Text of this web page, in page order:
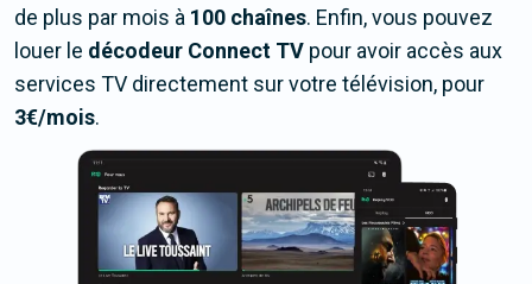
de plus par mois à 100 chaînes. Enfin, vous pouvez
louer le décodeur Connect TV pour avoir accès aux
services TV directement sur votre télévision, pour
3€/mois.